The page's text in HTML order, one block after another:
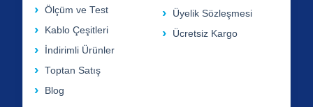
Ölçüm ve Test
Kablo Çeşitleri
İndirimli Ürünler
Toptan Satış
Blog
Üyelik Sözleşmesi
Ücretsiz Kargo